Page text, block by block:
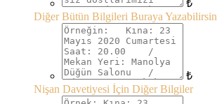
₺
Diğer Bütün Bilgileri Buraya
₺
Nişan Davetiyesi İçin Diğer Bilgiler